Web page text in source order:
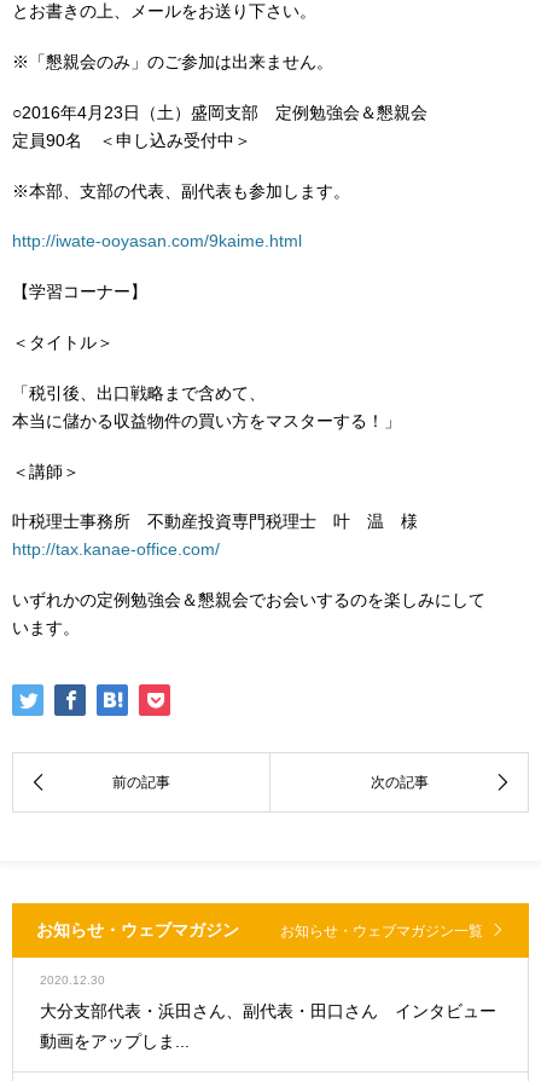
とお書きの上、メールをお送り下さい。
※「懇親会のみ」のご参加は出来ません。
○2016年4月23日（土）盛岡支部 定例勉強会＆懇親会
定員90名 ＜申し込み受付中＞
※本部、支部の代表、副代表も参加します。
http://iwate-ooyasan.com/9kaime.html
【学習コーナー】
＜タイトル＞
「税引後、出口戦略まで含めて、
本当に儲かる収益物件の買い方をマスターする！」
＜講師＞
叶税理士事務所 不動産投資専門税理士 叶 温 様
http://tax.kanae-office.com/
いずれかの定例勉強会＆懇親会でお会いするのを楽しみにして
います。
お知らせ・ウェブマガジン お知らせ・ウェブマガジン一覧
2020.12.30
大分支部代表・浜田さん、副代表・田口さん インタビュー
動画をアップしま...